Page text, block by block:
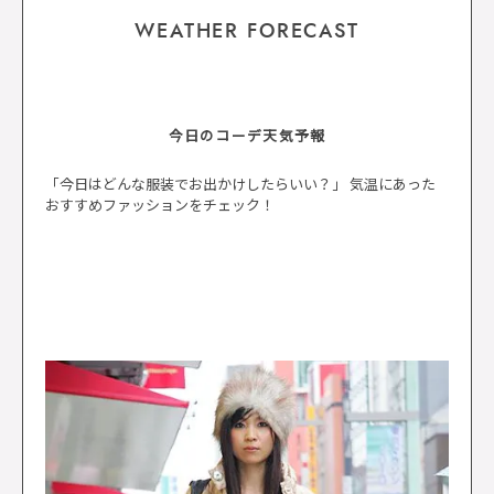
WEATHER FORECAST
今日のコーデ天気予報
「今日はどんな服装でお出かけしたらいい？」 気温にあった
おすすめファッションをチェック！